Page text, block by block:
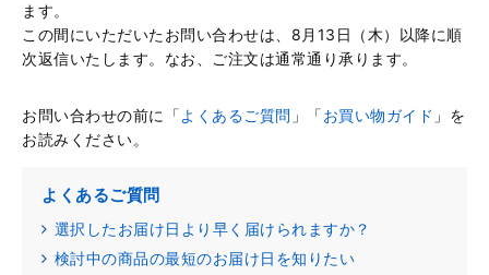
ます。
この間にいただいたお問い合わせは、8月13日（木）以降に順
次返信いたします。なお、ご注文は通常通り承ります。
お問い合わせの前に「よくあるご質問 」「お買い物ガイド 」を
お読みください。
よくあるご質問
選択したお届け日より早く届けられますか？
検討中の商品の最短のお届け日を知りたい